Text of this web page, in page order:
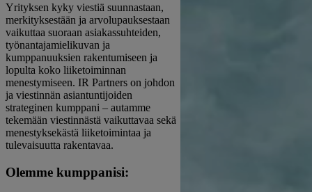
Yrityksen kyky viestiä suunnastaan,
merkityksestään ja arvolupauksestaan
vaikuttaa suoraan asiakassuhteiden,
työnantajamielikuvan ja
kumppanuuksien rakentumiseen ja
lopulta koko liiketoiminnan
menestymiseen. IR Partners on johdon
ja viestinnän asiantuntijoiden
strateginen kumppani – autamme
tekemään viestinnästä vaikuttavaa sekä
menestyksekästä liiketoimintaa ja
tulevaisuutta rakentavaa.
Olemme kumppanisi: